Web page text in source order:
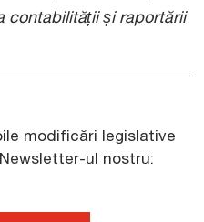
contabilității și raportării
modificări legislative
ul nostru: